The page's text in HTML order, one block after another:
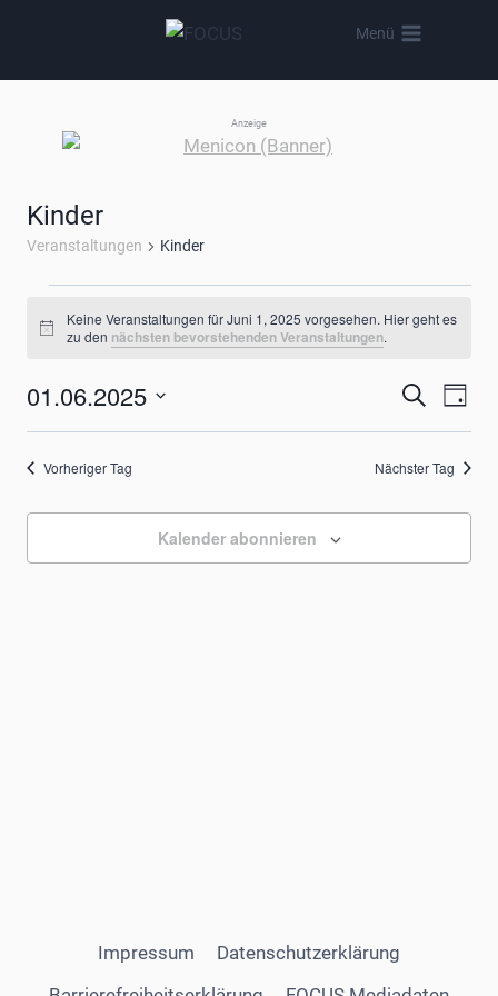
Menü
Anzeige
Kinder
Veranstaltungen Kinder
Veranstaltungen
Juni
1,
2025
Hinweis
Keine Veranstaltungen für Juni 1, 2025 vorgesehen. Hier geht es
zu den nächsten bevorstehenden Veranstaltungen.
Suche
und
Suche
Tag
01.06.2025
Datum
wählen.
Vorheriger Tag Nächster Tag
Kalender abonnieren
Impressum
Datenschutzerklärung